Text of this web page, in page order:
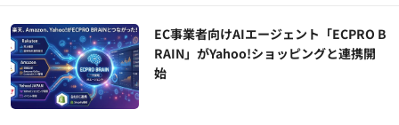
EC事業者向けAIエージェント「ECPRO B
RAIN」がYahoo!ショッピングと連携開
始